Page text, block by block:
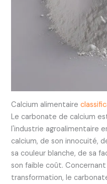
Calcium alimentaire
Le carbonate de calcium
l'industrie agroalimentaire
calcium, de son innocuité,
sa couleur blanche, de sa
son faible coût.
transformation, le